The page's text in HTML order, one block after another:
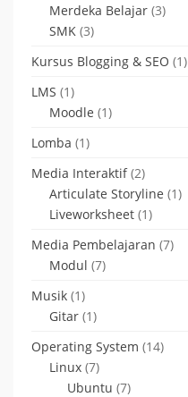
Merdeka Belajar (3)
SMK (3)
Kursus Blogging & SEO (1)
LMS (1)
Moodle (1)
Lomba (1)
Media Interaktif(2)
Articulate Storyline (1)
Liveworksheet (1)
Media Pembelajaran (7)
Modul (7)
Musik (1)
Gitar (1)
Operating System (14)
Linux (7)
Ubuntu (7)